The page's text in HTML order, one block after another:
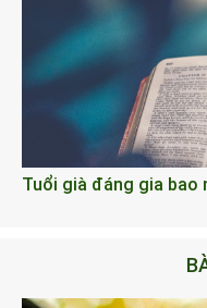
Tuổi già đáng gia bao